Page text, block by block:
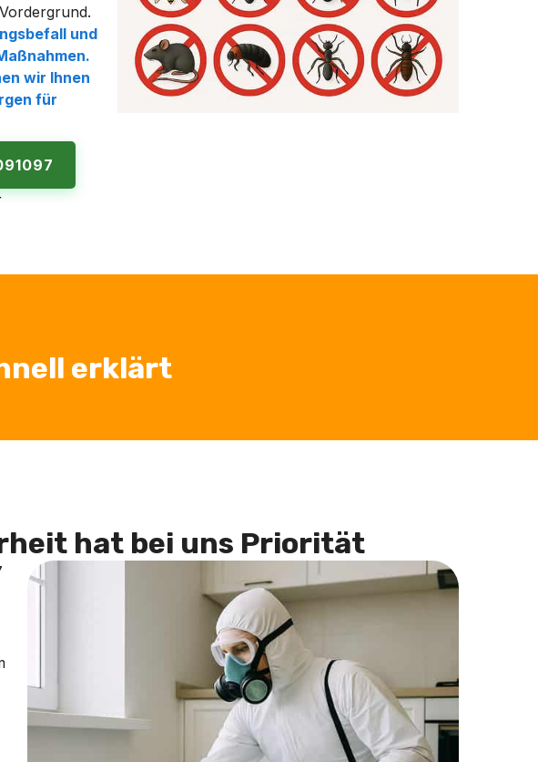
und
wir Ihnen
für
erklärt
hat bei uns Priorität